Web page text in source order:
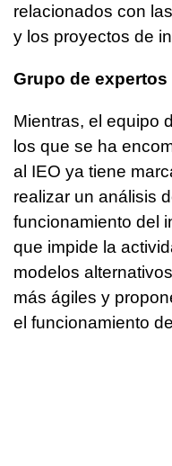
relacionados con
y los proyectos de
Grupo de expertos
Mientras, el equipo
los que se ha
al IEO ya tiene
realizar un análisis
funcionamiento del
que impide la
modelos
más ágiles y
el funcionamiento